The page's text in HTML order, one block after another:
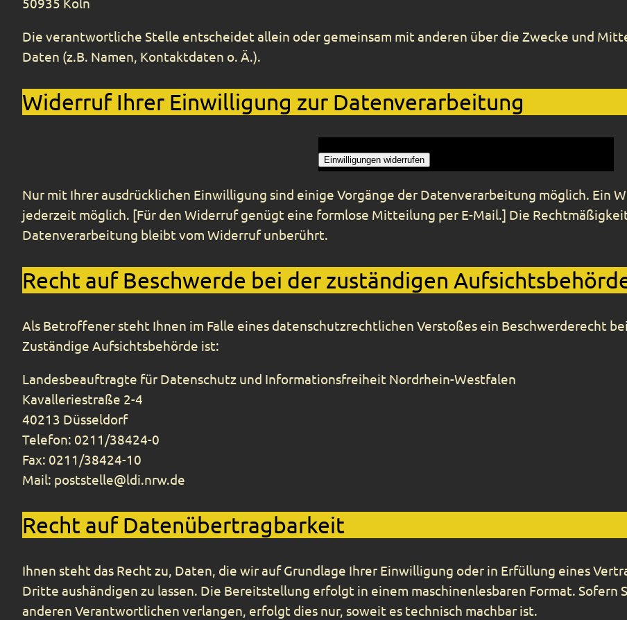
Die verantwortliche Stelle entscheidet allein oder gemeinsam mit anderen über die Zwecke und
Daten (z.B. Namen, Kontaktdaten o. Ä.).
Widerruf Ihrer Einwilligung zur Datenverarbeitung
Einwilligungen widerrufen
Nur mit Ihrer ausdrücklichen Einwilligung sind einige Vorgänge der Datenverarbeitung möglich. Ein
jederzeit möglich. [Für den Widerruf genügt eine formlose Mitteilung per E-Mail.] Die
Datenverarbeitung bleibt vom Widerruf unberührt.
Recht auf Beschwerde bei der zuständigen
Als Betroffener steht Ihnen im Falle eines datenschutzrechtlichen Verstoßes ein Beschwerderecht
Zuständige Aufsichtsbehörde ist:
Landesbeauftragte für Datenschutz und Informationsfreiheit Nordrhein-Westfalen
Kavalleriestraße 2-4
40213 Düsseldorf
Telefon: 0211/38424-0
Fax: 0211/38424-10
Mail: poststelle@ldi.nrw.de
Recht auf Datenübertragbarkeit
Ihnen steht das Recht zu, Daten, die wir auf Grundlage Ihrer Einwilligung oder in Erfüllung eines
Dritte aushändigen zu lassen. Die Bereitstellung erfolgt in einem maschinenlesbaren Format.
anderen Verantwortlichen verlangen, erfolgt dies nur, soweit es technisch machbar ist.